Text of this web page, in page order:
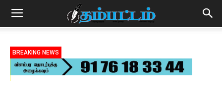
BREAKING NEWS